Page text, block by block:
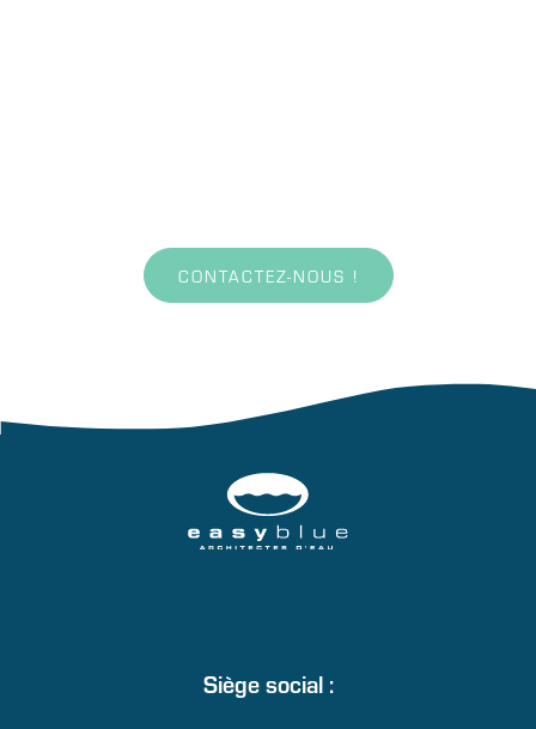
CONTACTEZ-NOUS !
Siège social :